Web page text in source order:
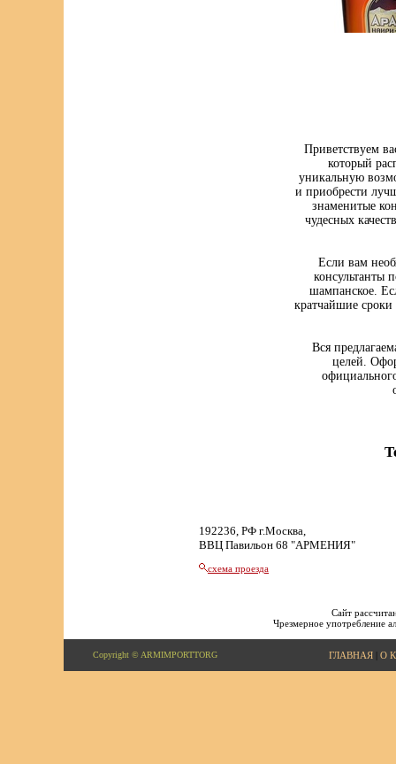
Приветствуем
который
уникальную
и приобрести
знаменитые
чудесных
Если вам
консультанты
шампанское.
кратчайшие
Вся
целей.
192236, РФ г.Москва,
ВВЦ Павильон 68 "АРМЕНИЯ"
схема проезда
Сайт
Чрезмерное употребление
Copyright © ARMIMPORTTORG ГЛАВНАЯ| О